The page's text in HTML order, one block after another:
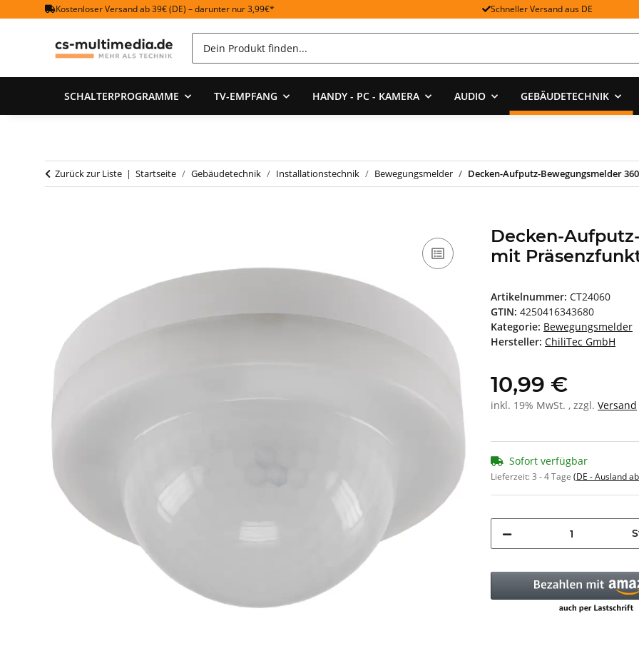
Kostenloser Versand ab 39€ (DE) – darunter nur 3,99€* Schneller Versand aus DE
SCHALTERPROGRAMME TV-EMPFANG HANDY - PC - KAMERA AUDIO GEBÄUDETECHNIK
Zurück zur Liste Startseite Gebäudetechnik Installationstechnik Bewegungsmelder Decken-Aufputz-Bewegungsmelder
Decken-
mit
Artikelnummer: CT24060
GTIN: 4250416343680
Kategorie: Bewegungsmelder
Hersteller: ChiliTec GmbH
10,99 €
inkl. 19% MwSt. , zzgl. Versand
Sofort verfügbar
Lieferzeit:3 - 4 Tage (DE - Ausland